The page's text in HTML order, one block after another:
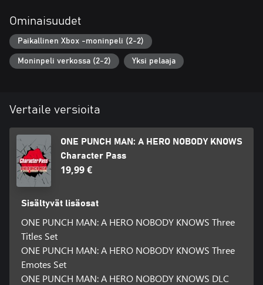
Ominaisuudet
Paikallinen Xbox -moninpeli (2-2)
Moninpeli verkossa (2-2) Yksi pelaaja
Vertaile versioita
ONE PUNCH MAN: A HERO NOBODY KNOWS
Character Pass
19,99 €
Sisältyvät lisäosat
ONE PUNCH MAN: A HERO NOBODY KNOWS Three
Titles Set
ONE PUNCH MAN: A HERO NOBODY KNOWS Three
Emotes Set
ONE PUNCH MAN: A HERO NOBODY KNOWS DLC